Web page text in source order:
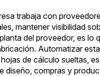
trabaja con
mantener visibilidad
del proveedor, es lo
Automatizar
de cálculo sueltas,
diseño, compras y